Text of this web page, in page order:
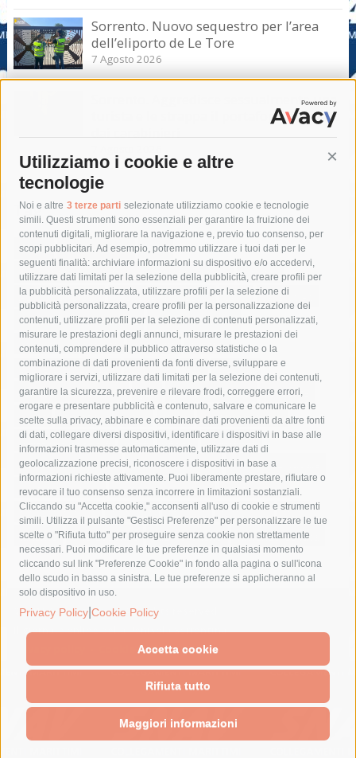
Utilizziamo i cookie e altre
tecnologie
Noi e altre 3 terze parti selezionate utilizziamo cookie e tecnologie
simili. Questi strumenti sono essenziali per garantire la fruizione dei
contenuti digitali, migliorare la navigazione e, previo tuo consenso, per
scopi pubblicitari. Ad esempio, potremmo utilizzare i tuoi dati per le
seguenti finalità: archiviare informazioni su dispositivo e/o accedervi,
utilizzare dati limitati per la selezione della pubblicità, creare profili per
la pubblicità personalizzata, utilizzare profili per la selezione di
pubblicità personalizzata, creare profili per la personalizzazione dei
contenuti, utilizzare profili per la selezione di contenuti personalizzati,
misurare le prestazioni degli annunci, misurare le prestazioni dei
contenuti, comprendere il pubblico attraverso statistiche o la
combinazione di dati provenienti da fonti diverse, sviluppare e
migliorare i servizi, utilizzare dati limitati per la selezione dei contenuti,
garantire la sicurezza, prevenire e rilevare frodi, correggere errori,
erogare e presentare pubblicità e contenuto, salvare e comunicare le
scelte sulla privacy, abbinare e combinare dati provenienti da altre fonti
di dati, collegare diversi dispositivi, identificare i dispositivi in base alle
informazioni trasmesse automaticamente, utilizzare dati di
geolocalizzazione precisi, riconoscere i dispositivi in base a
informazioni richieste attivamente. Puoi liberamente prestare, rifiutare o
revocare il tuo consenso senza incorrere in limitazioni sostanziali.
Cliccando su "Accetta cookie," acconsenti all'uso di cookie e strumenti
simili. Utilizza il pulsante "Gestisci Preferenze" per personalizzare le tue
scelte o "Rifiuta tutto" per proseguire senza cookie non strettamente
necessari. Puoi modificare le tue preferenze in qualsiasi momento
cliccando sul link "Preferenze Cookie" in fondo alla pagina o sull'icona
dello scudo in basso a sinistra. Le tue preferenze si applicheranno al
solo dispositivo in uso.
Privacy Policy Cookie Policy
Accetta cookie
Rifiuta tutto
Maggiori informazioni
Sorrento. Nuovo sequestro per l’area
dell’eliporto de Le Tore
7 Agosto 2026
Sorrento. Aggredisce sessualmente una
turista e le strappa il portafogli, fermato
dai carabinieri
Tag
acqua allerta meteo
anas
area marina protetta di punta campanella
arresto
Asl Napoli 3 sud
capitaneria di porto capri
carabinieri
castellammare di stabia
circumvesuviana
comune di sorrento
concerto
contagi
costiera amalfitana
covid-19 eav
elezioni
fondazione sorrento
gori guardia costiera
incidente
lavori
lorenzo balducelli mare
massa lubrense
massimo coppola
Meta napoli
ordinanza
penisola sorrentina
piano di sorrento
polizia municipale
protezione civile
Regione Campania
sant'agnello
sindaco cuomo
sorrento studenti temporali
treni
turismo
Vico Equense villa fiorentino vincenzo de luca
© 2015 SorrentoPress. All rights reserved.
Il giornale online della Penisola Sorrentina
Cookie Policy